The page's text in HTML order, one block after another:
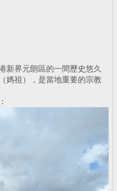
新界元朗區的一間歷史悠久
媽祖），是當地重要的宗教